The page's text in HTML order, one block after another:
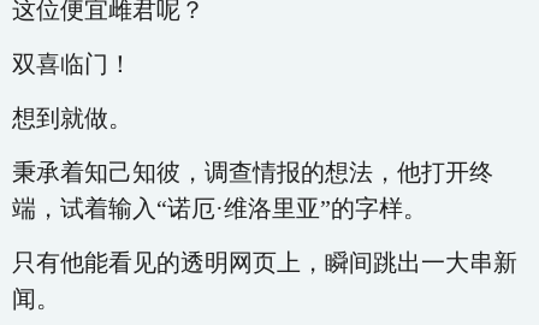
这位便宜雌君呢？
双喜临门！
想到就做。
秉承着知己知彼，调查情报的想法，他打开终
端，试着输入“诺厄·维洛里亚”的字样。
只有他能看见的透明网页上，瞬间跳出一大串新
闻。